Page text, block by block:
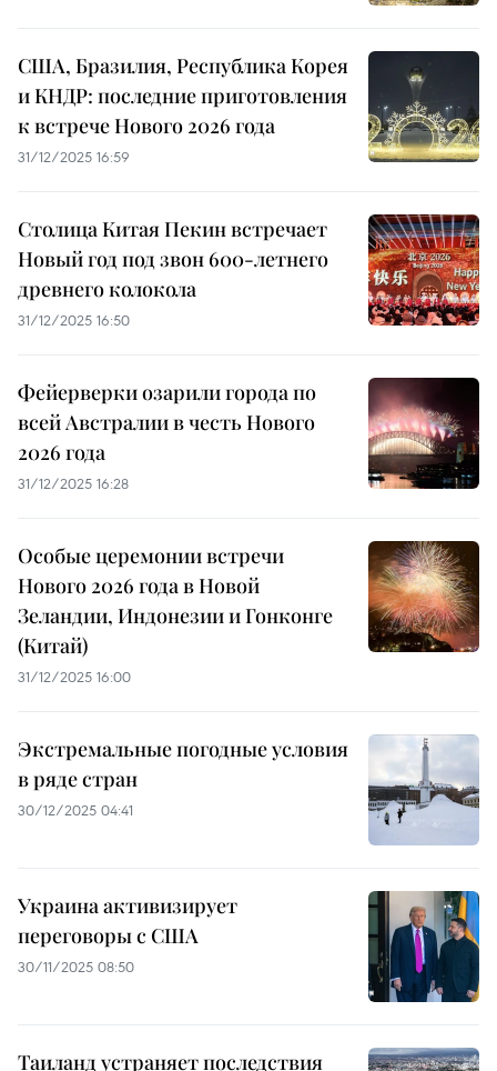
США, Бразилия, Республика Корея
и КНДР: последние приготовления
к встрече Нового 2026 года
31/12/2025 16:59
Столица Китая Пекин встречает
Новый год под звон 600-летнего
древнего колокола
31/12/2025 16:50
Фейерверки озарили города по
всей Австралии в честь Нового
2026 года
31/12/2025 16:28
Особые церемонии встречи
Нового 2026 года в Новой
Зеландии, Индонезии и Гонконге
(Китай)
31/12/2025 16:00
Экстремальные погодные условия
в ряде стран
30/12/2025 04:41
Украина активизирует
переговоры с США
30/11/2025 08:50
Таиланд устраняет последствия